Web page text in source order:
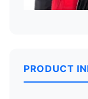
PRODUCT